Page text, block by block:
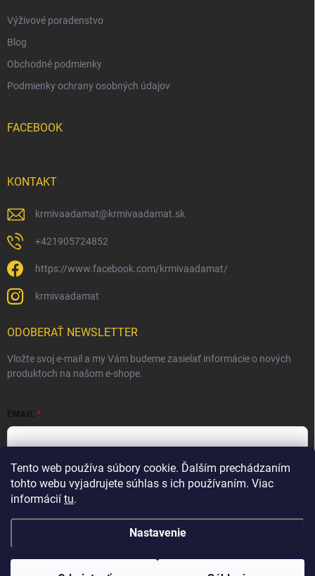
Tento web používa súbory cookie. Ďalším prechádzaním
tohto webu vyjadrujete súhlas s ich používaním. Viac
informácií tu.
Nastavenie
Výživové poradenstvo
Blog
Obchodné podmienky
Podmienky ochrany osobných údajov
FACEBOOK
KONTAKT
krmivaadamat@krmivaadamat.sk
+421905724852
https://www.facebook.com/krmivaadamat/
krmivaadamat
ODOBERAŤ NEWSLETTER
Vložte svoj e-mail a my Vám budeme zasielať informácie o nových
produktoch na našom e-shope.
EMAIL
Vložením e-mailu súhlasíte spodmienkami ochrany osobných
údajov
Prihlásiť sa
Copyright 2026 Krmivá Adamať s.r.o. . Všetky práva vyhradené.